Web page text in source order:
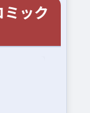
ック